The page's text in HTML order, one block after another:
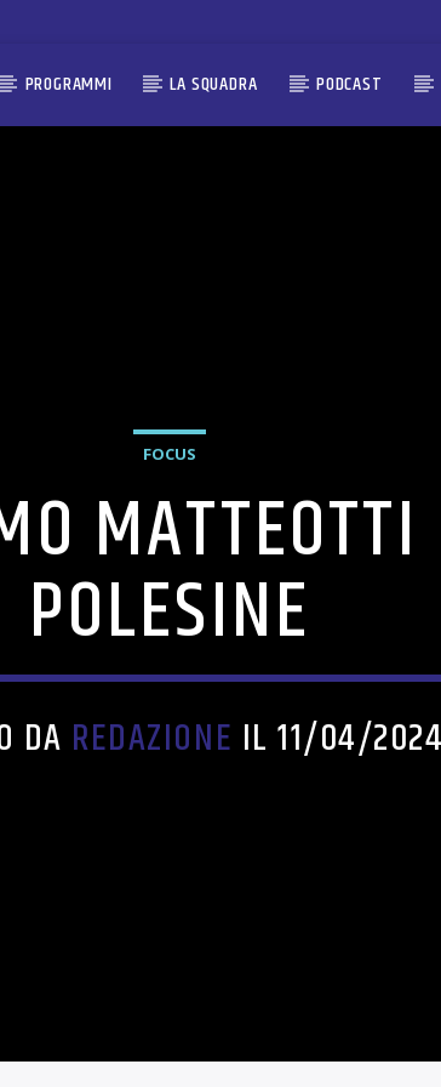
PROGRAMMI LA SQUADRA PODCAST
FOCUS
POLESINE
DA REDAZIONE IL 11/04/